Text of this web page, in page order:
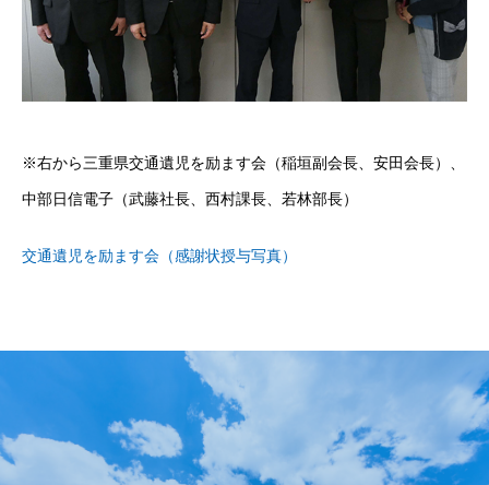
※右から三重県交通遺児を励ます会（稲垣副会⾧、安田会⾧）、
中部日信電子（武藤社⾧、西村課⾧、若林部⾧）
交通遺児を励ます会（感謝状授与写真）